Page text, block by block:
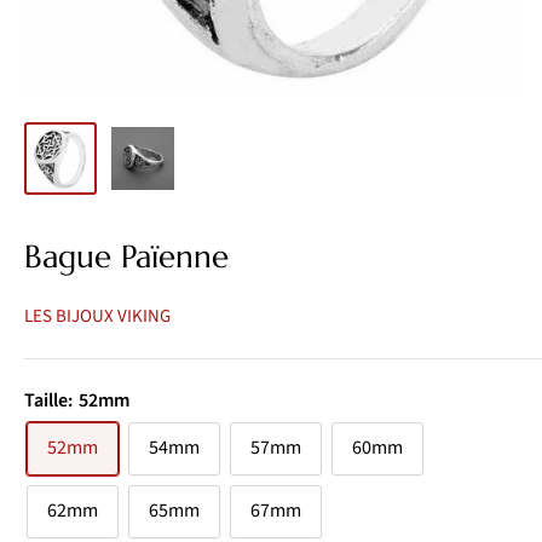
Bague Païenne
LES BIJOUX VIKING
Taille: 52mm
52mm
54mm 57mm 60mm
62mm 65mm 67mm